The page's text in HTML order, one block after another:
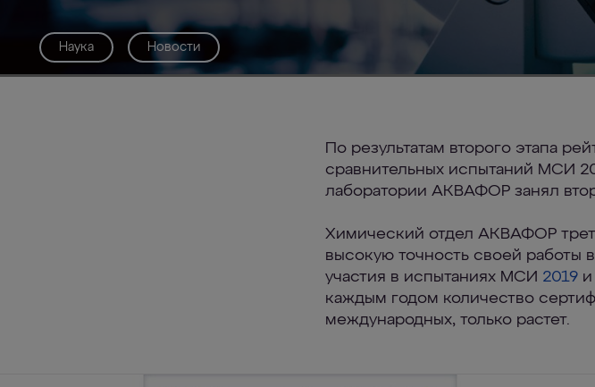
Наука Новости
По результатам второго этапа
сравнительных испытаний МСИ
лаборатории АКВАФОР занял
Химический отдел АКВАФОР
высокую точность своей работы
участия в испытаниях МСИ 2019 и
каждым годом количество
международных, только растет.